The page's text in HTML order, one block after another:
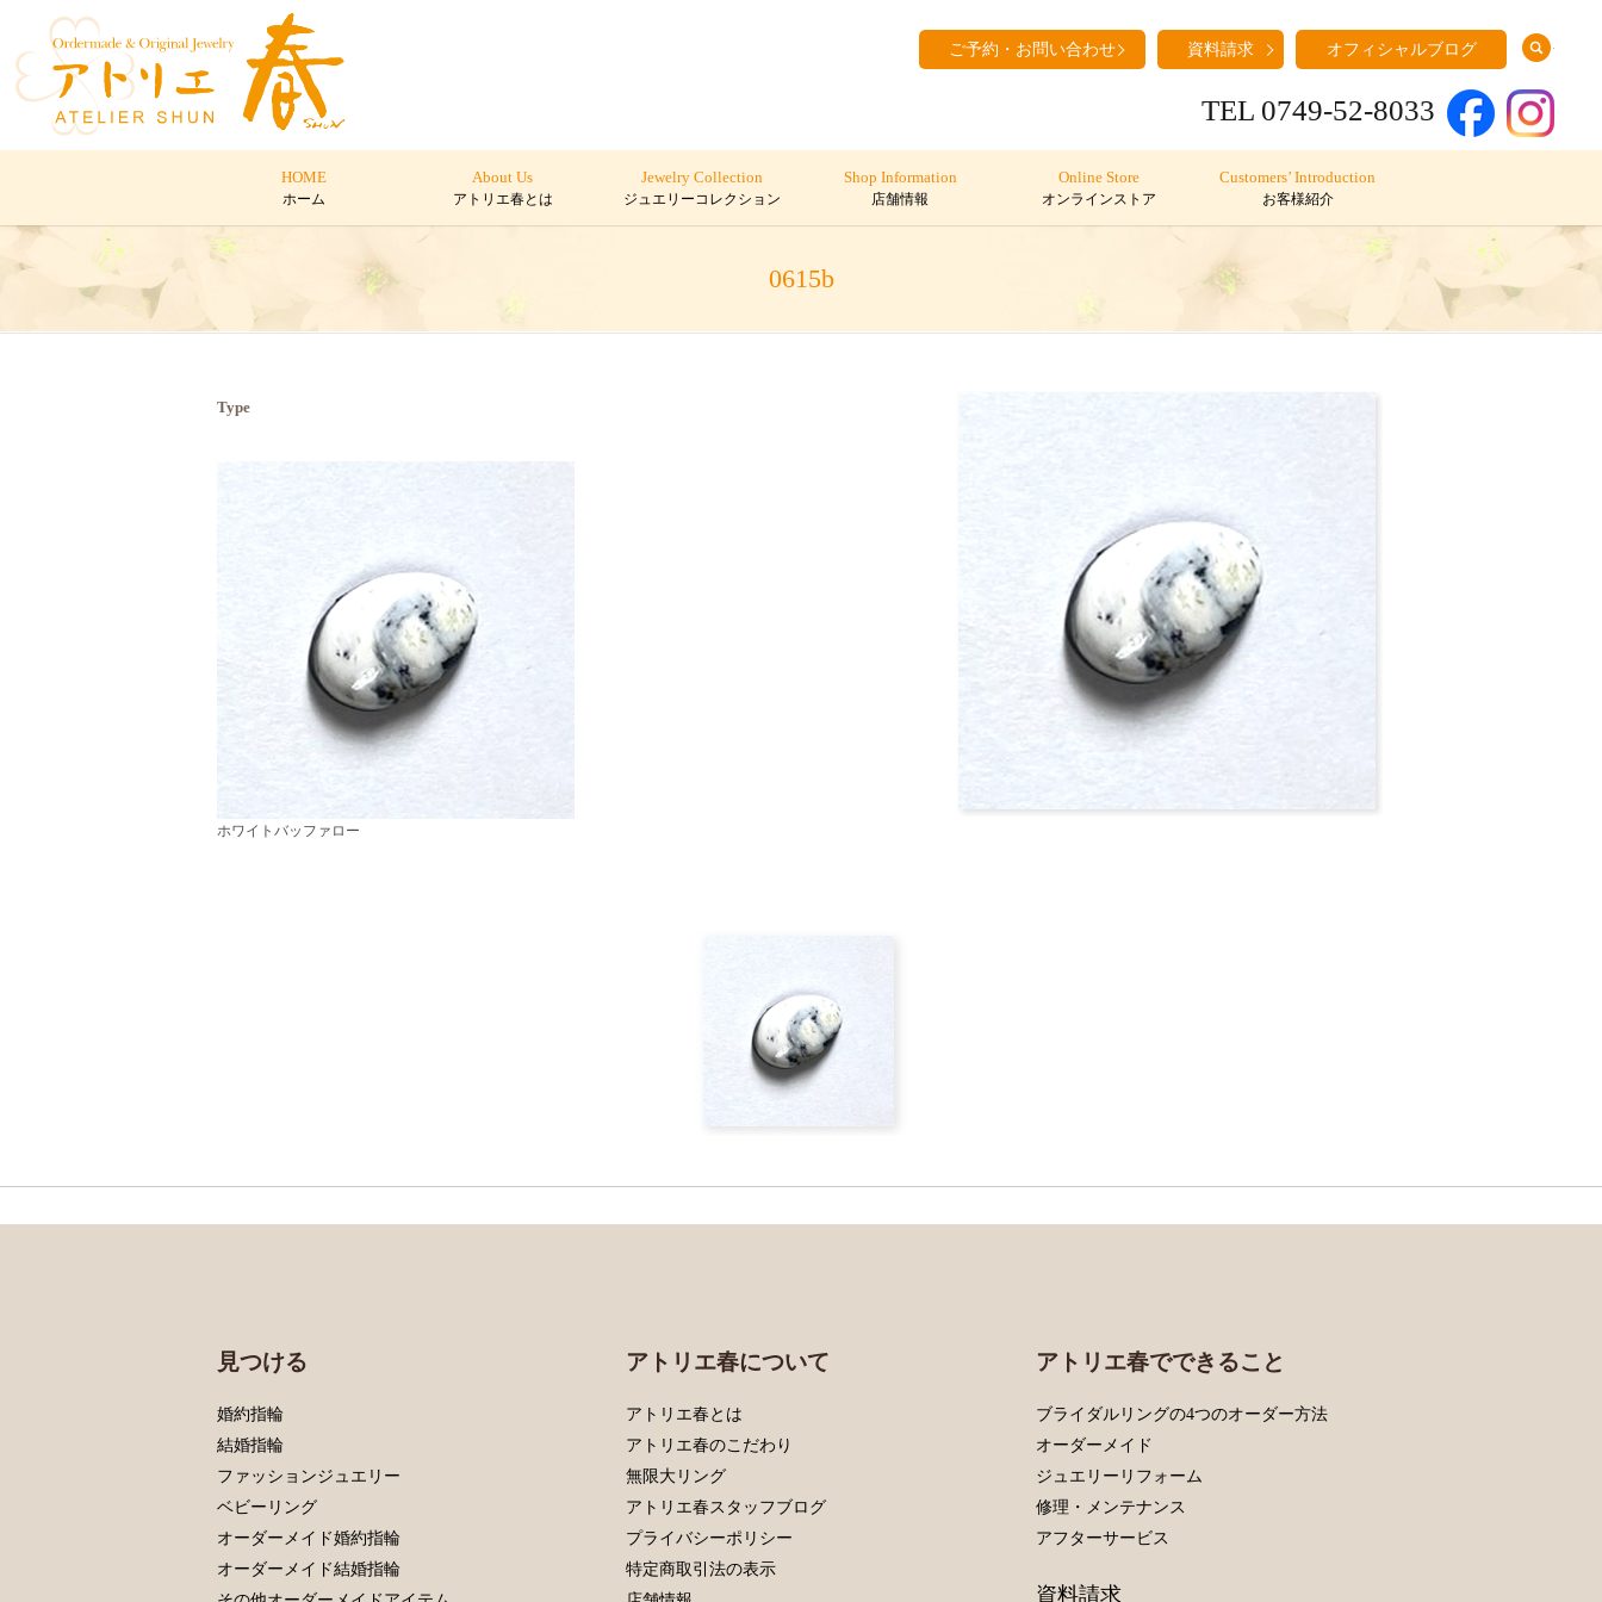
ご予約・お問い合わせ 資料請求 オフィシャルブログ
TEL 0749-52-8033
HOME
ホーム
About Us
アトリエ春とは
Jewelry Collection
ジュエリーコレクション
Shop Information
店舗情報
Online Store
オンラインストア
Customers’ Introduction
お客様紹介
0615b
Type
ホワイトバッファロー
見つける
婚約指輪
結婚指輪
ファッションジュエリー
ベビーリング
オーダーメイド婚約指輪
オーダーメイド結婚指輪
アトリエ春について
アトリエ春とは
アトリエ春のこだわり
無限大リング
アトリエ春スタッフブログ
プライバシーポリシー
特定商取引法の表示
アトリエ春でできること
ブライダルリングの4つのオーダー方法
オーダーメイド
ジュエリーリフォーム
修理・メンテナンス
アフターサービス
資料請求